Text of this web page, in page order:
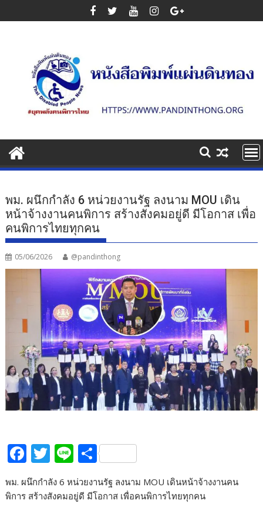
to
พม. ผนึกกำลัง 6 หน่วยงานรัฐ ลงนาม MOU เดิน
หน้าจ้างงานคนพิการ สร้างสังคมอยู่ดี มีโอกาส เพื่อ
คนพิการไทยทุกคน
05/06/2026 @pandinthong
F
ac
e
T
w
itt
Li
n
e
S
h
ar
พม. ผนึกกำลัง 6 หน่วยงานรัฐ ลงนาม MOU เดินหน้าจ้างงานคน
พิการ สร้างสังคมอยู่ดี มีโอกาส เพื่อคนพิการไทยทุกคน